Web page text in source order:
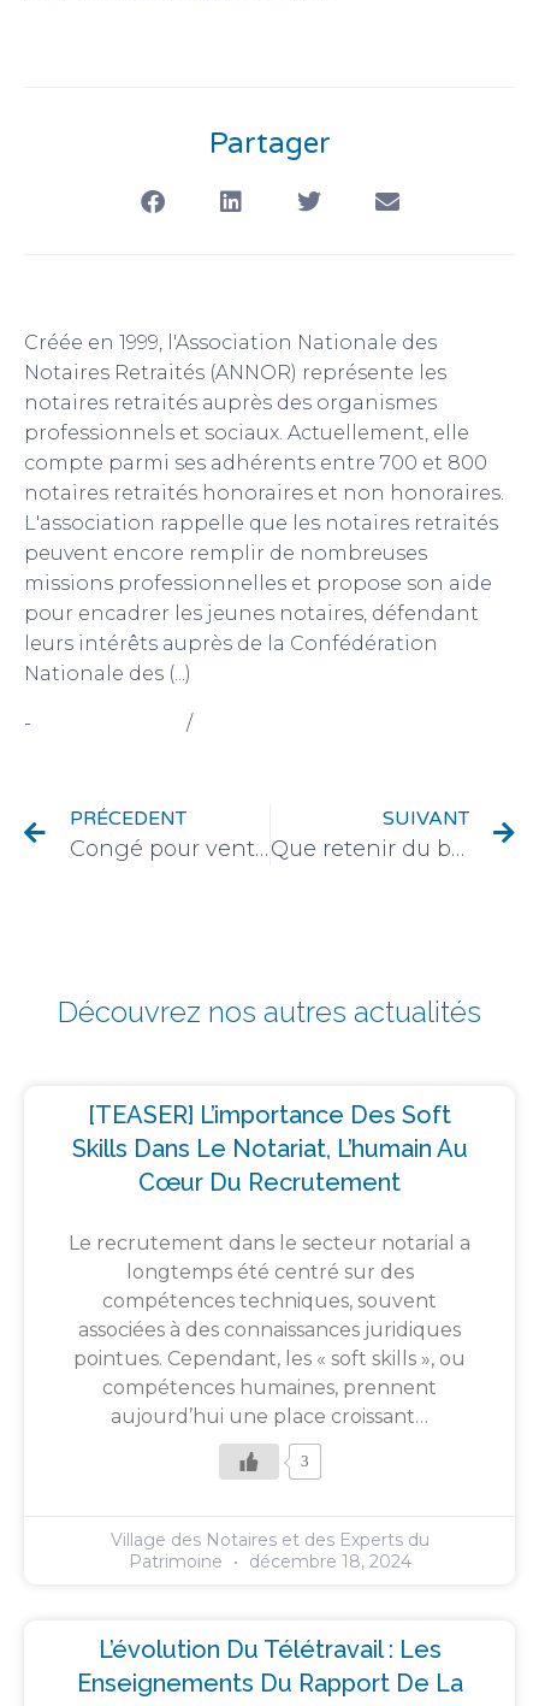
Partager
Créée en 1999, l'Association Nationale des
Notaires Retraités (ANNOR) représente les
notaires retraités auprès des organismes
professionnels et sociaux. Actuellement, elle
compte parmi ses adhérents entre 700 et 800
notaires retraités honoraires et non honoraires.
L'association rappelle que les notaires retraités
peuvent encore remplir de nombreuses
missions professionnelles et propose son aide
pour encadrer les jeunes notaires, défendant
leurs intérêts auprès de la Confédération
Nationale des (...)
- /
PRÉCEDENT
Congé pour vente et atteinte au droit de propriété : le cas du bailleur héritier
SUIVANT
Que retenir du bilan d’activité 2023 de la CPRN ?
Découvrez nos autres actualités
[TEASER] L’importance Des Soft
Skills Dans Le Notariat, L’humain Au
Cœur Du Recrutement
Le recrutement dans le secteur notarial a
longtemps été centré sur des
compétences techniques, souvent
associées à des connaissances juridiques
pointues. Cependant, les « soft skills », ou
compétences humaines, prennent
aujourd’hui une place croissant…
3
Village des Notaires et des Experts du
Patrimoine
décembre 18, 2024
L’évolution Du Télétravail : Les
Enseignements Du Rapport De La